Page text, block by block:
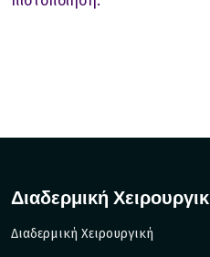
Διαδερμική
Διαδερμική Χειρουργική